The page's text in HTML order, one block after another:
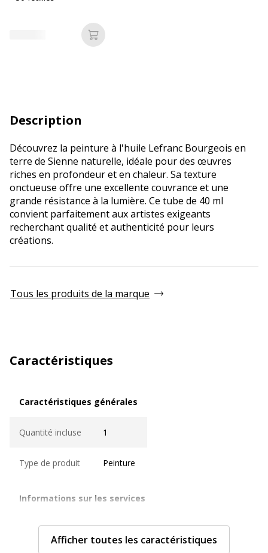
Ajouter au panier
Description
Découvrez la peinture à l'huile Lefranc Bourgeois en
terre de Sienne naturelle, idéale pour des œuvres
riches en profondeur et en chaleur. Sa texture
onctueuse offre une excellente couvrance et une
grande résistance à la lumière. Ce tube de 40 ml
convient parfaitement aux artistes exigeants
recherchant qualité et authenticité pour leurs
créations.
Tous les produits de la marque
Caractéristiques
Caractéristiques générales
Quantité incluse 1
Type de produit Peinture
Informations sur les services
Couleurs du produit
disponibles
Terre de Sienne
naturelle
Afficher toutes les caractéristiques